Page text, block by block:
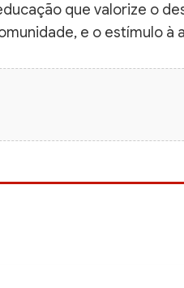
que valorize o
e o estímulo à